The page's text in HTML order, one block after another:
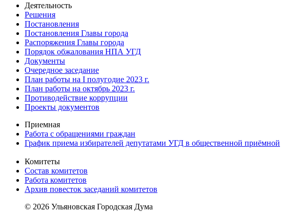
Деятельность
Решения
Постановления
Постановления Главы города
Распоряжения Главы города
Порядок обжалования НПА УГД
Документы
Очередное заседание
План работы на I полугодие 2023 г.
План работы на октябрь 2023 г.
Противодействие коррупции
Проекты документов
Приемная
Работа с обращениями граждан
График приема избирателей депутатами УГД в общественной приёмной
Комитеты
Состав комитетов
Работа комитетов
Архив повесток заседаний комитетов
© 2026 Ульяновская Городская Дума